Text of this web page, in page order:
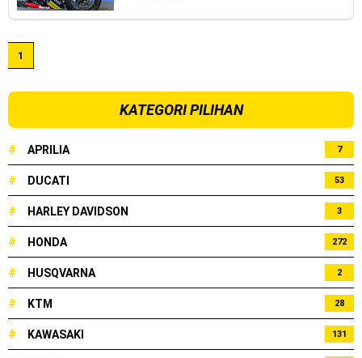
Dukung MotoGP Mandalika 2024, AHM serahkan 10 unit
Yamaha Indonesia resmi luncurkan Nmax 155 Turbo
Sudah pakai winglet Karbon, Yamaha resmi merilis YZF-R1
Begini penampakan livery Kawasaki Ninja ZX-25RR KRT
Edition 2025
Berkenalan dengan KTM 990 RC R, jagoan baru dari KTM !
Yamaha Rilis New R15M versi 2024, makin sangar !
1
KATEGORI PILIHAN
# APRILIA 7
# DUCATI 53
# HARLEY DAVIDSON 3
# HONDA 272
# HUSQVARNA 2
# KTM 28
# KAWASAKI 131